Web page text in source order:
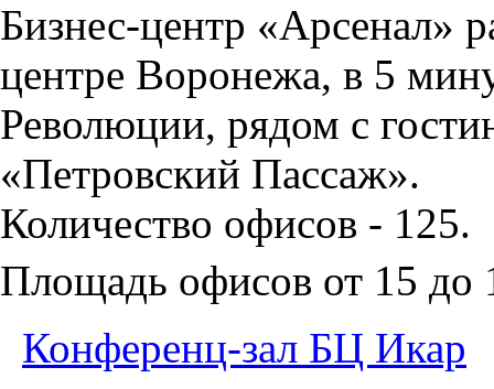
Бизнес-центр «Арсенал»
центре Воронежа, в 5
Революции, рядом с
«Петровский Пассаж».
Количество офисов - 125.
Площадь офисов от 15 до
Конференц-зал БЦ Икар